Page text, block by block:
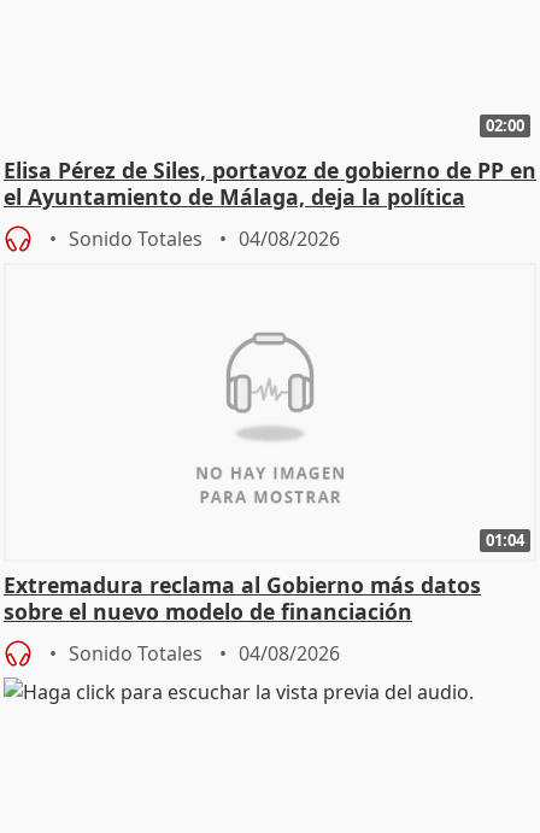
02:00
Elisa Pérez de Siles, portavoz de gobierno de PP en
el Ayuntamiento de Málaga, deja la política
Sonido Totales 04/08/2026
01:04
Extremadura reclama al Gobierno más datos
sobre el nuevo modelo de financiación
Sonido Totales 04/08/2026